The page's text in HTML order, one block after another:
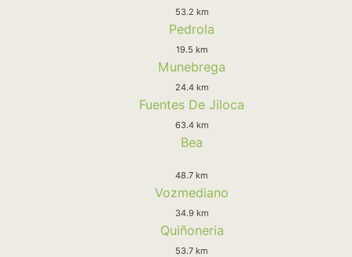
53.2 km
Pedrola
19.5 km
Munebrega
24.4 km
Fuentes De Jiloca
63.4 km
Bea
48.7 km
Vozmediano
34.9 km
Quiñoneria
53.7 km